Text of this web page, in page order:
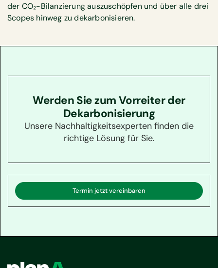
der CO₂-Bilanzierung auszuschöpfen und über alle drei
Scopes hinweg zu dekarbonisieren.
Werden Sie zum Vorreiter der
Dekarbonisierung
Unsere Nachhaltigkeitsexperten finden die
richtige Lösung für Sie.
Termin jetzt vereinbaren